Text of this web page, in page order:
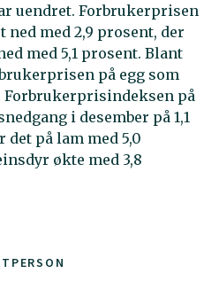
uendret. Forbrukerprisen
med 2,9 prosent, der
med 5,1 prosent. Blant
på egg som
Forbrukerprisindeksen på
i desember på 1,1
det på lam med 5,0
økte med 3,8